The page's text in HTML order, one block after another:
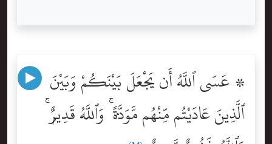
۞ عَسَى ٱللَّهُ أَن يَجْعَلَ بَيْنَكُمْ وَبَيْنَ
ٱلَّذِينَ عَادَيْتُم مِّنْهُم مَّوَدَّةًۭ ۚ وَٱللَّهُ قَدِيرٌۭ ۚ